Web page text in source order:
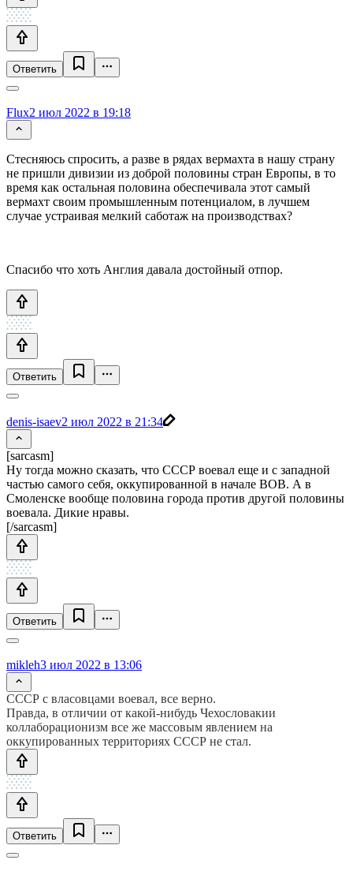
Ответить
Flux2 июл 2022 в 19:18
Стесняюсь спросить, а разве в рядах вермахта в нашу страну
не пришли дивизии из доброй половины стран Европы, в то
время как остальная половина обеспечивала этот самый
вермахт своим промышленным потенциалом, в лучшем
случае устраивая мелкий саботаж на производствах?
Спасибо что хоть Англия давала достойный отпор.
Ответить
denis-isaev2 июл 2022 в 21:34
[sarcasm]
Ну тогда можно сказать, что СССР воевал еще и с западной
частью самого себя, оккупированной в начале ВОВ. А в
Смоленске вообще половина города против другой половины
воевала. Дикие нравы.
[/sarcasm]
Ответить
mikleh3 июл 2022 в 13:06
СССР с власовцами воевал, все верно.
Правда, в отличии от какой-нибудь Чехословакии
коллаборационизм все же массовым явлением на
оккупированных территориях СССР не стал.
Ответить